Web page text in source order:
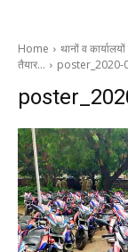
Home
थानों व
तैयार…
poster_2020-